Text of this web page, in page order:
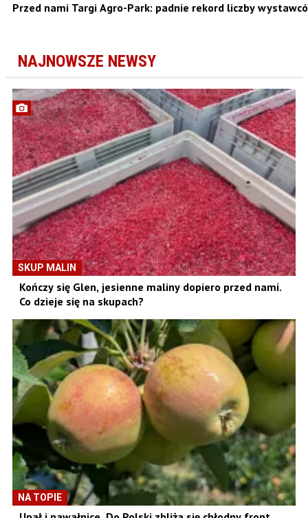
Przed nami Targi Agro-Park: padnie rekord liczby
NAJNOWSZE NEWSY
SKUP MALIN
Kończy się Glen, jesienne maliny dopiero przed nami.
Co dzieje się na skupach?
NA TOPIE